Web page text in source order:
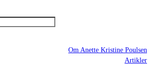
Om Anette Kristine Poulsen
Artikler